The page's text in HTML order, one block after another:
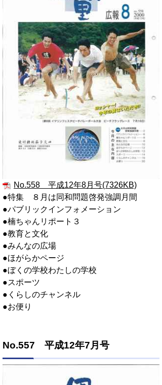
No.558 平成12年8月号(7326KB)
●特集 ８月は同和問題啓発強調月間
●パブリックインフォメーション
●楠ちゃんリポート３
●教育と文化
●みんなの広場
●ほがらかページ
●ぼくの学校わたしの学校
●スポーツ
●くらしのチャンネル
●お便り
No.557 平成12年7月号